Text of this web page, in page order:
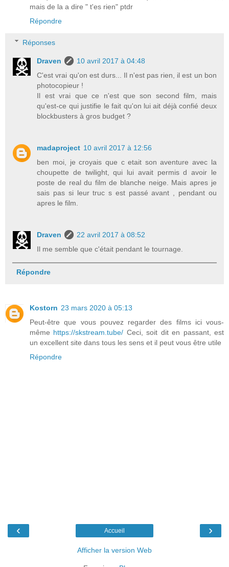
mais de la a dire " t'es rien" ptdr
Répondre
Réponses
Draven
10 avril 2017 à 04:48
C'est vrai qu'on est durs... Il n'est pas rien, il est un bon
photocopieur !
Il est vrai que ce n'est que son second film, mais
qu'est-ce qui justifie le fait qu'on lui ait déjà confié deux
blockbusters à gros budget ?
madaproject 10 avril 2017 à 12:56
ben moi, je croyais que c etait son aventure avec la
choupette de twilight, qui lui avait permis d avoir le
poste de real du film de blanche neige. Mais apres je
sais pas si leur truc s est passé avant , pendant ou
apres le film.
Draven
22 avril 2017 à 08:52
Il me semble que c'était pendant le tournage.
Répondre
Kostorn 23 mars 2020 à 05:13
Peut-être que vous pouvez regarder des films ici vous-
même https://skstream.tube/ Ceci, soit dit en passant, est
un excellent site dans tous les sens et il peut vous être utile
Répondre
‹ ›
Accueil
Afficher la version Web